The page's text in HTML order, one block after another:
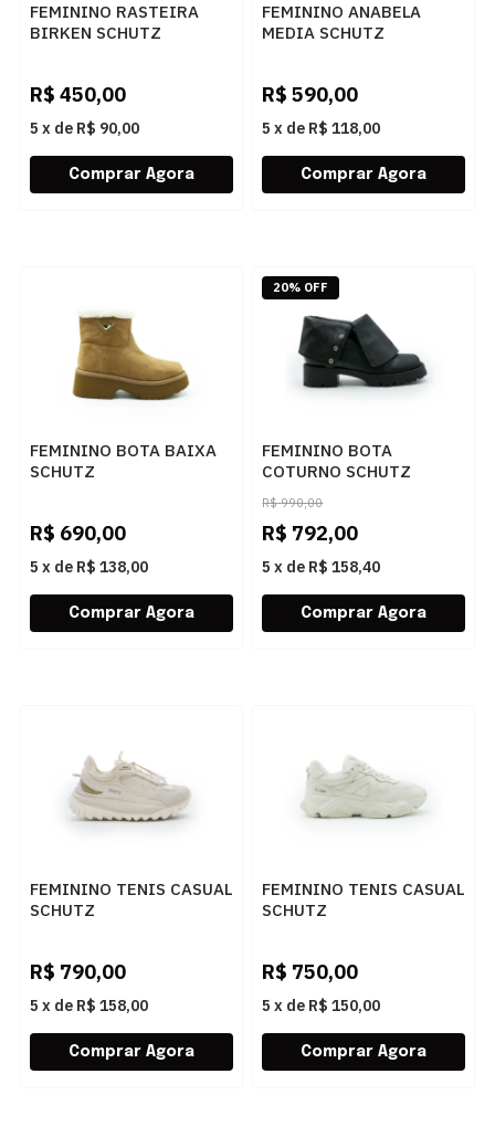
FEMININO RASTEIRA
BIRKEN SCHUTZ
CRISTAL
R$ 450,00
5 x de R$ 90,00
FEMININO ANABELA
MEDIA SCHUTZ
R$ 590,00
5 x de R$ 118,00
FEMININO BOTA BAIXA
SCHUTZ
R$ 690,00
5 x de R$ 138,00
FEMININO BOTA
COTURNO SCHUTZ
S2235300490002
BLACK/BLACK
R$ 990,00
R$ 792,00
5 x de R$ 158,40
20% OFF
FEMININO TENIS CASUAL
SCHUTZ
ROUGE
R$ 790,00
5 x de R$ 158,00
FEMININO TENIS CASUAL
SCHUTZ
R$ 750,00
5 x de R$ 150,00